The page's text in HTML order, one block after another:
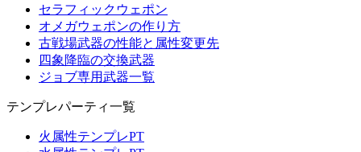
セラフィックウェポン
オメガウェポンの作り方
古戦場武器の性能と属性変更先
四象降臨の交換武器
ジョブ専用武器一覧
テンプレパーティ一覧
火属性テンプレPT